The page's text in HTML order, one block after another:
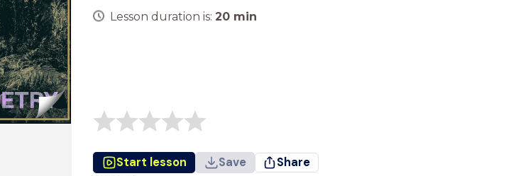
Lesson duration is: 20 min
Start lesson Save Share